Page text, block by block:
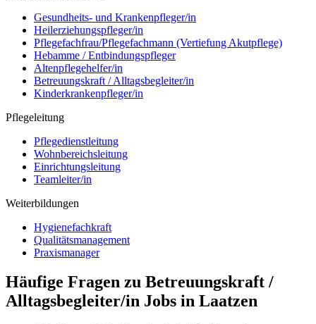
Gesundheits- und Krankenpfleger/in
Heilerziehungspfleger/in
Pflegefachfrau/Pflegefachmann (Vertiefung Akutpflege)
Hebamme / Entbindungspfleger
Altenpflegehelfer/in
Betreuungskraft / Alltagsbegleiter/in
Kinderkrankenpfleger/in
Pflegeleitung
Pflegedienstleitung
Wohnbereichsleitung
Einrichtungsleitung
Teamleiter/in
Weiterbildungen
Hygienefachkraft
Qualitätsmanagement
Praxismanager
Häufige Fragen zu Betreuungskraft /
Alltagsbegleiter/in Jobs in Laatzen